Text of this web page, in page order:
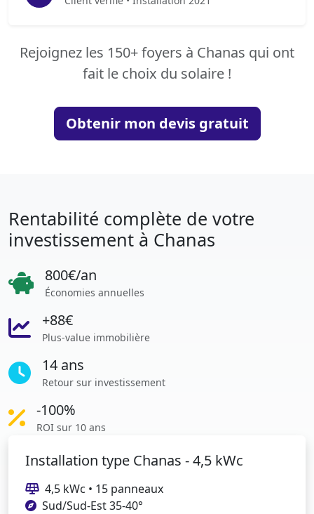
Rejoignez les 150+ foyers à Chanas qui ont
fait le choix du solaire !
Obtenir mon devis gratuit
Rentabilité complète de votre
investissement à Chanas
800€/an
Économies annuelles
+88€
Plus-value immobilière
14 ans
Retour sur investissement
-100%
ROI sur 10 ans
Installation type Chanas - 4,5 kWc
4,5 kWc • 15 panneaux
Sud/Sud-Est 35-40°